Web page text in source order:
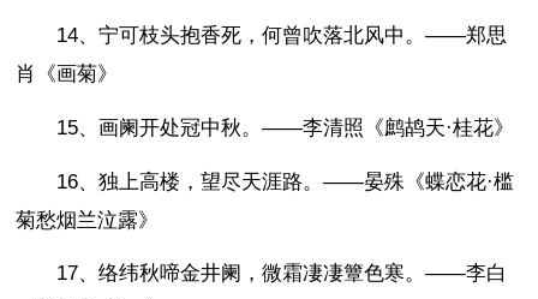
14、宁可枝头抱香死，何曾吹落北风中。——郑思
肖《画菊》
15、画阑开处冠中秋。——李清照《鹧鸪天·桂花》
16、独上高楼，望尽天涯路。——晏殊《蝶恋花·槛
菊愁烟兰泣露》
17、络纬秋啼金井阑，微霜凄凄簟色寒。——李白